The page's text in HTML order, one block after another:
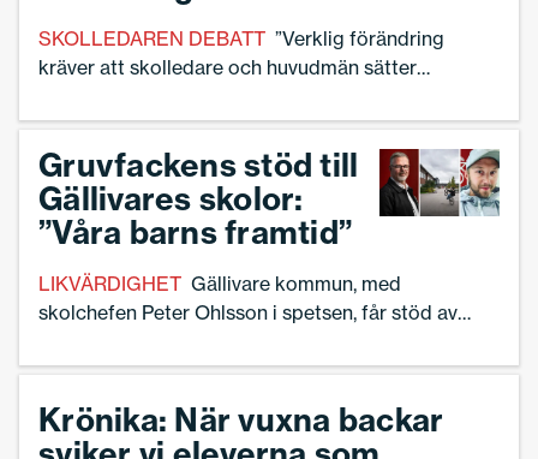
SKOLLEDAREN DEBATT ”Verklig förändring
kräver att skolledare och huvudmän sätter
skriver Helena Wallberg och Maja Lindqvist, leg
gymnasielärare och skolutvecklare.
Gruvfackens stöd till
Gällivares skolor:
”Våra barns framtid”
LIKVÄRDIGHET Gällivare kommun, med
skolchefen Peter Ohlsson i spetsen, får stöd av
situationen för kommunens förskolor och skolor.
Krönika: När vuxna backar